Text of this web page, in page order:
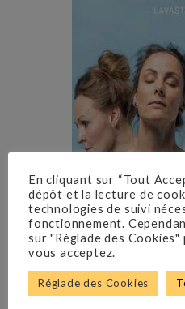
En cliquant sur “Tout
dépôt et la lecture de
technologies de suivi
fonctionnement.
sur "Réglade des
vous acceptez.
Réglade des Cookies